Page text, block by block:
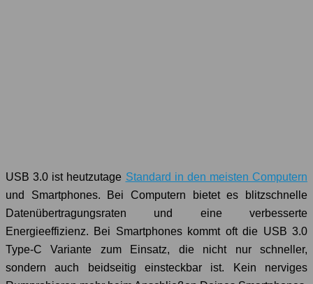
USB 3.0 ist heutzutage Standard in den meisten Computern
und Smartphones. Bei Computern bietet es blitzschnelle
Datenübertragungsraten und eine verbesserte
Energieeffizienz. Bei Smartphones kommt oft die USB 3.0
Type-C Variante zum Einsatz, die nicht nur schneller,
sondern auch beidseitig einsteckbar ist. Kein nerviges